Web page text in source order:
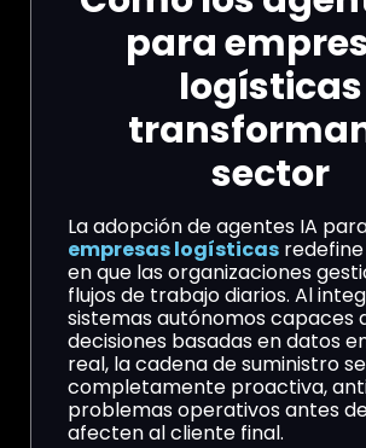
para
logísticas
sector
La adopción de agentes IA
empresas logísticas
en que las organizaciones
flujos de trabajo diarios. Al
sistemas autónomos capaces
decisiones basadas en datos
real, la cadena de suministro
completamente proactiva,
problemas operativos antes
afecten al cliente final.